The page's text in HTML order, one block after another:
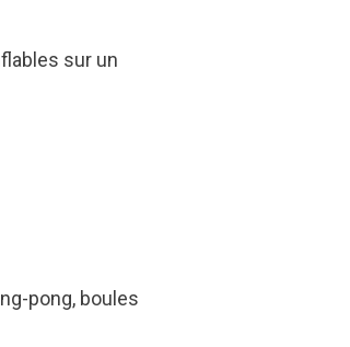
sur un
pong, boules